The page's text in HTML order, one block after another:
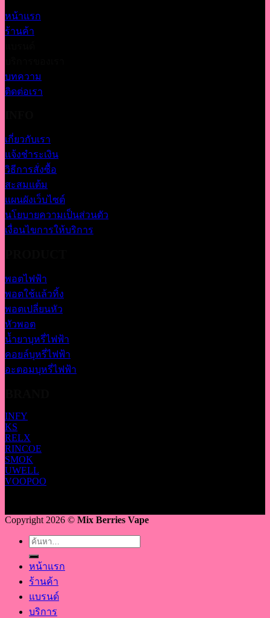
หน้าแรก
ร้านค้า
บทความ
ติดต่อเรา
เกี่ยวกับเรา
แจ้งชำระเงิน
วิธีการสั่งซื้อ
สะสมแต้ม
แผนผังเว็บไซต์
นโยบายความเป็นส่วนตัว
เงื่อนไขการให้บริการ
พอตไฟฟ้า
พอตใช้แล้วทิ้ง
พอตเปลี่ยนหัว
หัวพอต
น้ำยาบุหรี่ไฟฟ้า
คอยล์บุหรี่ไฟฟ้า
อะตอมบุหรี่ไฟฟ้า
INFY
KS
RELX
RINCOE
SMOK
UWELL
VOOPOO
Copyright 2026 © Mix Berries Vape
ค้นหา:
หน้าแรก
ร้านค้า
แบรนด์
บริการ